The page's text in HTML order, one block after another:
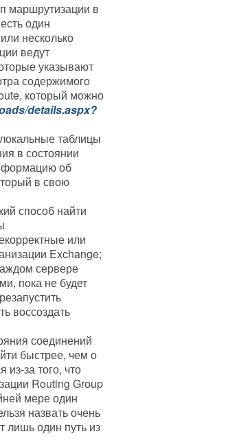
маршрутизации в
один
несколько
ведут
указывают
содержимого
который можно
details.aspx?
таблицы
в состоянии
об
в свою
способ найти
или
Exchange;
сервере
пока не будет
воссоздать
соединений
быстрее, чем о
из-за того, что
Routing Group
мере один
назвать очень
лишь один путь из